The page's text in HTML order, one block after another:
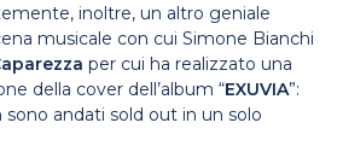
inoltre, un altro geniale
musicale con cui Simone Bianchi
per cui ha realizzato una
della cover dell’album “EXUVIA”:
andati sold out in un solo